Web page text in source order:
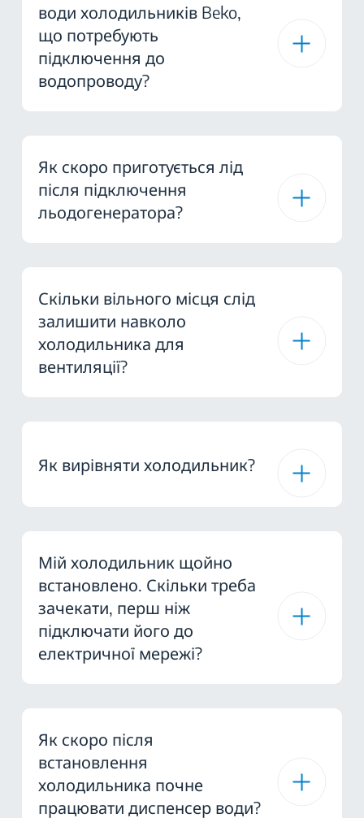
води холодильників Beko,
що потребують
підключення до
водопроводу?
Як скоро приготується лід
після підключення
льодогенератора?
Скільки вільного місця слід
залишити навколо
холодильника для
вентиляції?
Як вирівняти холодильник?
Мій холодильник щойно
встановлено. Скільки треба
зачекати, перш ніж
підключати його до
електричної мережі?
Як скоро після
встановлення
холодильника почне
працювати диспенсер води?